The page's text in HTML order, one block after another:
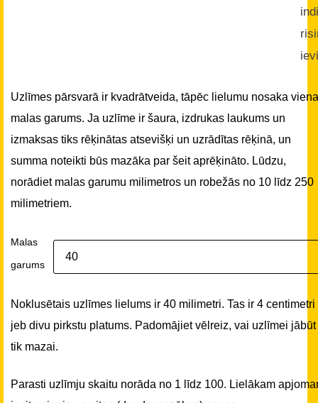
Uzlīmes pārsvarā ir kvadrātveida, tāpēc lielumu nosaka
malas garums. Ja uzlīme ir šaura, izdrukas laukums un
izmaksas tiks rēķinātas atsevišķi un uzrādītas rēķinā, un
summa noteikti būs mazāka par šeit aprēķināto. Lūdzu,
norādiet malas garumu milimetros un robežās no 10 līdz 250
milimetriem.
Malas
garums
Noklusētais uzlīmes lielums ir 40 milimetri. Tas ir 4 centimetri
jeb divu pirkstu platums. Padomājiet vēlreiz, vai uzlīmei jābūt
tik mazai.
Parasti uzlīmju skaitu norāda no 1 līdz 100. Lielākam